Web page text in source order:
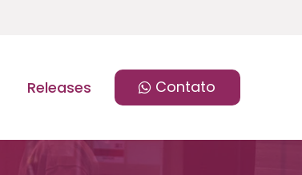
Releases Contato